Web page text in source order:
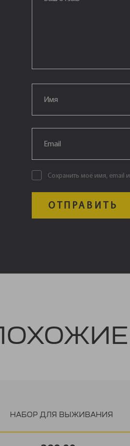
Email*
Email*
Сохранить моё имя, email
НАБОР ДЛЯ ВЫЖИВАНИЯ